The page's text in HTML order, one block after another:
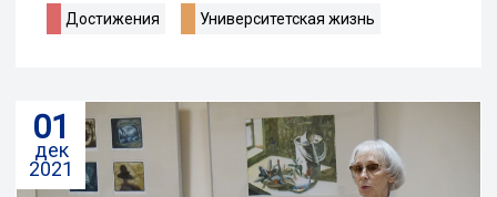
Достижения Университетская жизнь
01
дек
2021